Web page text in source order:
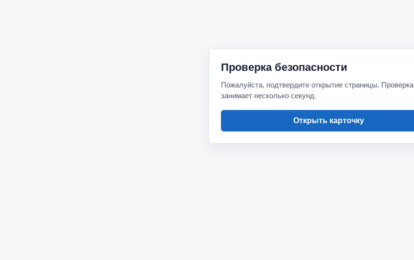
Проверка безопасности
Пожалуйста, подтвердите открытие страницы. Проверка
занимает несколько секунд.
Открыть карточку